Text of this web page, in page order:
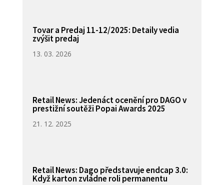
Tovar a Predaj 11-12/2025: Detaily vedia
zvýšit predaj
13. 03. 2026
Retail News: Jedenáct ocenění pro DAGO v
prestižní soutěži Popai Awards 2025
21. 12. 2025
Retail News: Dago představuje endcap 3.0:
Když karton zvládne roli permanentu